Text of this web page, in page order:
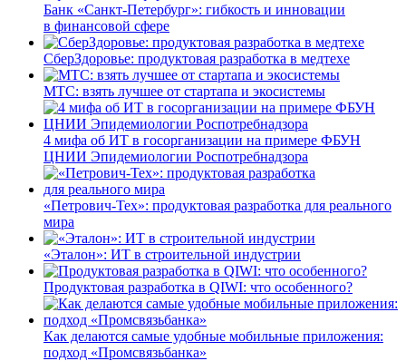
Банк «Санкт-Петербург»: гибкость и инновации
в финансовой сфере
СберЗдоровье: продуктовая разработка в медтехе
МТС: взять лучшее от стартапа и экосистемы
4 мифа об ИТ в госорганизации на примере ФБУН
ЦНИИ Эпидемиологии Роспотребнадзора
«Петрович-Тех»: продуктовая разработка для реального
мира
«Эталон»: ИТ в строительной индустрии
Продуктовая разработка в QIWI: что особенного?
Как делаются самые удобные мобильные приложения:
подход «Промсвязьбанка»